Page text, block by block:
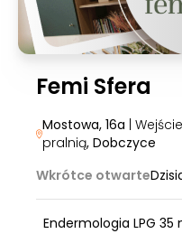
Femi Sfera
Mostowa, 16a |
pralnią, Dobczyce
Wkrótce otwarte
Endermologia LPG 35